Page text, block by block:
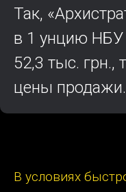
Так,
в 1 унцию НБУ
52,3 тыс. грн.,
цены продажи.
В условиях